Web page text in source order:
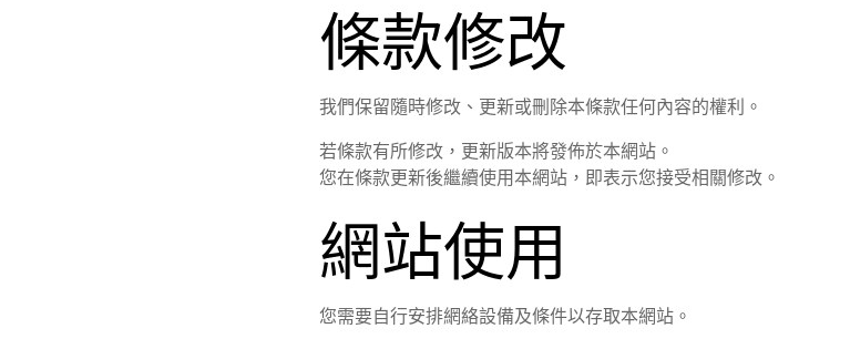
條款修改
我們保留隨時修改、更新或刪除本條款任何內容的權利。
若條款有所修改，更新版本將發佈於本網站。
您在條款更新後繼續使用本網站，即表示您接受相關修改。
網站使用
您需要自行安排網絡設備及條件以存取本網站。